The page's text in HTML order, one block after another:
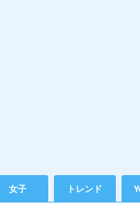
女子 トレンド